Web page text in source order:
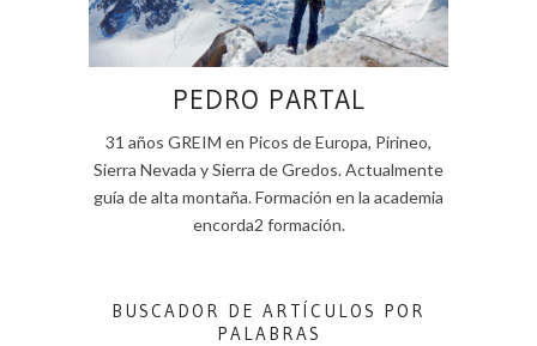
PEDRO PARTAL
31 años GREIM en Picos de Europa, Pirineo,
Sierra Nevada y Sierra de Gredos. Actualmente
guía de alta montaña. Formación en la academia
encorda2 formación.
BUSCADOR DE ARTÍCULOS POR
PALABRAS